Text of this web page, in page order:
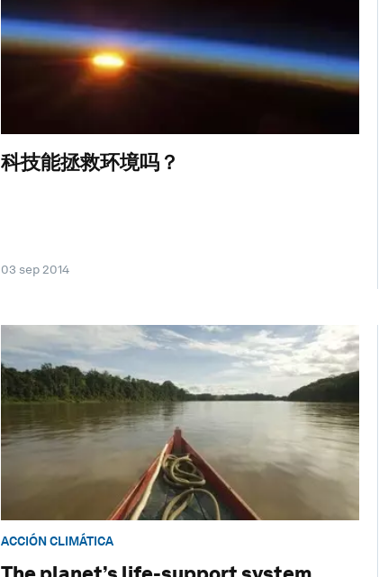
科技能拯救环境吗？
03 sep 2014
ACCIÓN CLIMÁTICA